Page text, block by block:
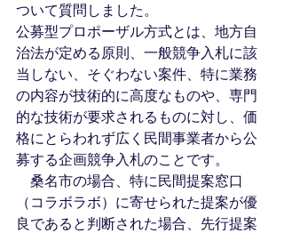
ついて質問しました。
公募型プロポーザル方式とは、地方自
治法が定める原則、一般競争入札に該
当しない、そぐわない案件、特に業務
の内容が技術的に高度なものや、専門
的な技術が要求されるものに対し、価
格にとらわれず広く民間事業者から公
募する企画競争入札のことです。
桑名市の場合、特に民間提案窓口
（コラボラボ）に寄せられた提案が優
良であると判断された場合、先行提案